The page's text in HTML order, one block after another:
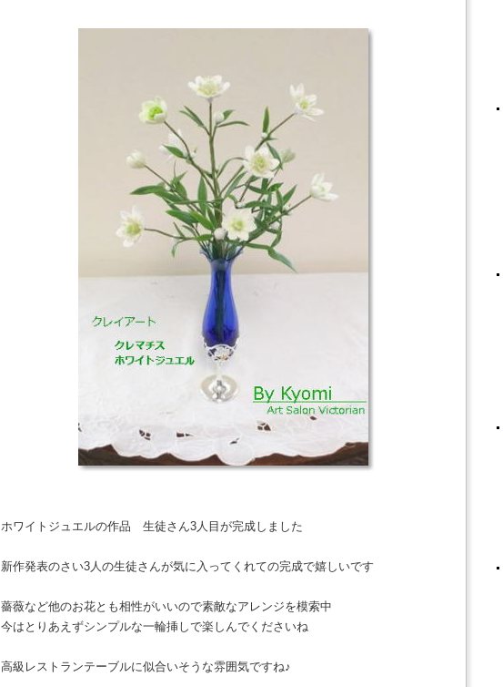
ホワイトジュエルの作品 生徒さん3人目が完成しました
新作発表のさい3人の生徒さんが気に入ってくれての完成で嬉しいです
薔薇など他のお花とも相性がいいので素敵なアレンジを模索中
今はとりあえずシンプルな一輪挿しで楽しんでくださいね
高級レストランテーブルに似合いそうな雰囲気ですね♪